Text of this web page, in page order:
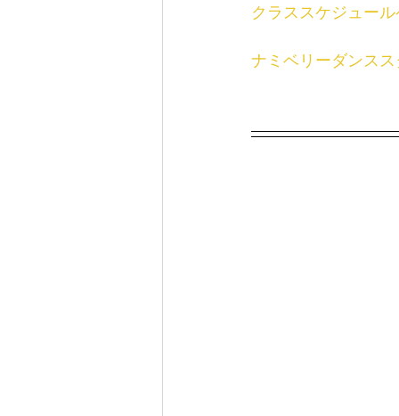
クラススケジュー
ナミベリーダンス